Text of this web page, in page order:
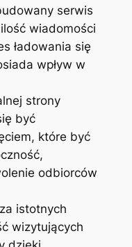
serwis
wiadomości
ładowania się
wpływ w
strony
być
które być
odbiorców
istotnych
wizytujących